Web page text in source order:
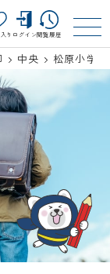
り ログイン閲覧履歴
中央 松原小学校